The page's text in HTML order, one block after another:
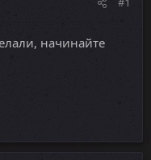
начинайте